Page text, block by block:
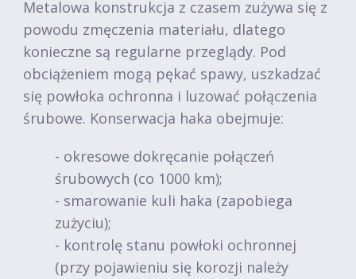
Metalowa konstrukcja z czasem zużywa się z
powodu zmęczenia materiału, dlatego
konieczne są regularne przeglądy. Pod
obciążeniem mogą pękać spawy, uszkadzać
się powłoka ochronna i luzować połączenia
śrubowe. Konserwacja haka obejmuje:
- okresowe dokręcanie połączeń
śrubowych (co 1000 km);
- smarowanie kuli haka (zapobiega
zużyciu);
- kontrolę stanu powłoki ochronnej
(przy pojawieniu się korozji należy